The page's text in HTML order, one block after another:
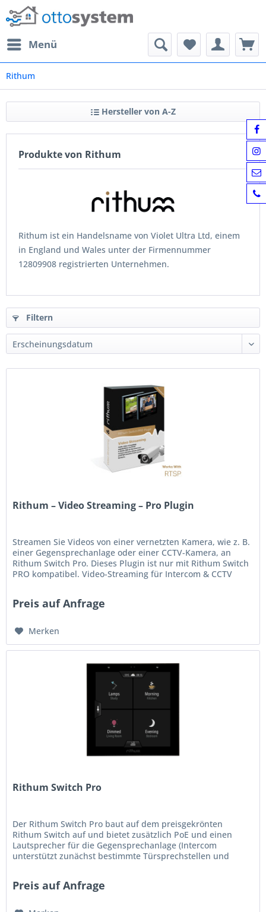
Menü
Rithum
Hersteller von A-Z
Produkte von Rithum
Rithum ist ein Handelsname von Violet Ultra Ltd, einem
in England und Wales unter der Firmennummer
12809908 registrierten Unternehmen.
Filtern
Rithum – Video Streaming – Pro Plugin
Streamen Sie Videos von einer vernetzten Kamera, wie z. B.
einer Gegensprechanlage oder einer CCTV-Kamera, an
Rithum Switch Pro. Dieses Plugin ist nur mit Rithum Switch
PRO kompatibel. Video-Streaming für Intercom & CCTV
Preis auf Anfrage
Merken
Rithum Switch Pro
Der Rithum Switch Pro baut auf dem preisgekrönten
Rithum Switch auf und bietet zusätzlich PoE und einen
Lautsprecher für die Gegensprechanlage (Intercom
unterstützt zunächst bestimmte Türsprechstellen und
Preis auf Anfrage